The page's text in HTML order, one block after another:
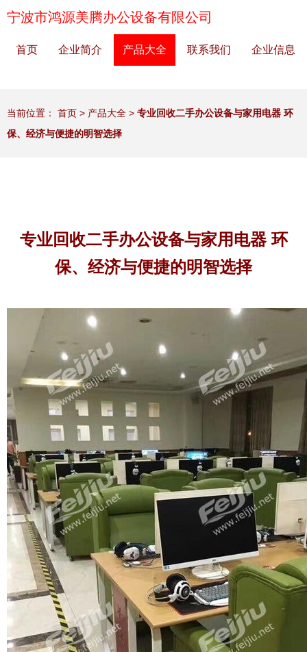
宁波市鸿源美腾办公设备有限公司
首页 企业简介 产品大全 联系我们 企业信息
当前位置： 首页 > 产品大全 > 专业回收二手办公设备与家用电器 环
保、经济与便捷的明智选择
专业回收二手办公设备与家用电器 环
保、经济与便捷的明智选择